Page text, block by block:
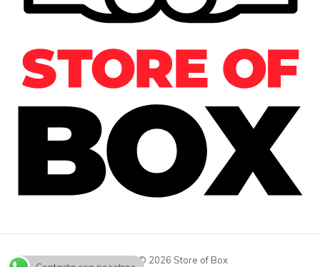
Copyright © 2026 Store of Box